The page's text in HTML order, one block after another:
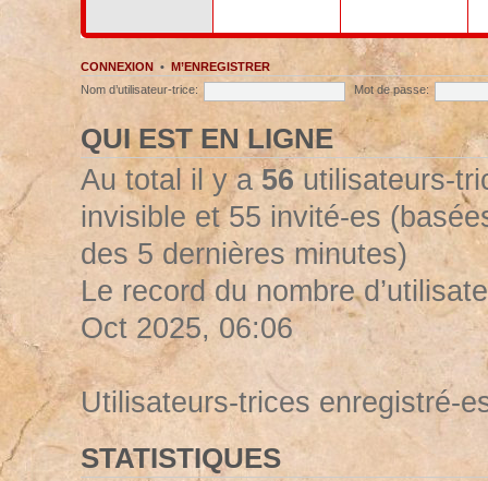
CONNEXION• M’ENREGISTRER
Nom d’utilisateur-trice:
Mot de passe:
QUI EST EN LIGNE
Au total il y a56utilisateurs-
invisible et 55 invité-es
des 5 dernières minutes)
Le record du nombre
Oct 2025, 06:06
Utilisateurs-trices enregistré-
STATISTIQUES